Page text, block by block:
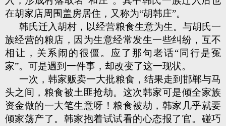
在胡家店周围盖房居住，又称为“胡韩庄”。
韩氏迁入胡村，以经营粮食生意为生。与胡氏一
族经营的粮店，因为生意经常发生一些纠纷，互不
相让，关系闹的很僵。应了那句老话“同行是冤
家”。可是遇到一件事，却改变了这一现状。
一次，韩家贩卖一大批粮食，结果走到邯郸与马
头之间，粮食被土匪抢劫。这次韩家可是倾全家族
资金做的一大笔生意呀！粮食被劫，韩家几乎就要
倾家荡产了。韩家抱着试试看的心态报了官。碰巧